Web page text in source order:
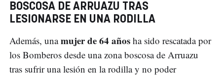
BOSCOSA DE ARRUAZU TRAS
LESIONARSE EN UNA RODILLA
Además, unamujer de 64 años ha sido rescatada por
los Bomberos desde una zona boscosa de Arruazu
tras sufrir una lesión en la rodilla y no poder